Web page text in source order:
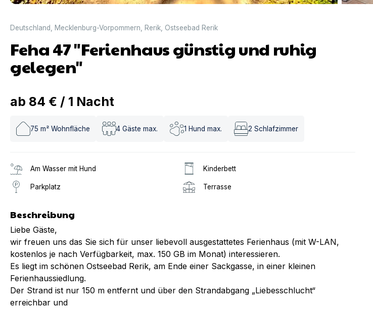
Deutschland Mecklenburg-Vorpommern Rerik Ostseebad Rerik
Feha 47 "Ferienhaus günstig und ruhig
gelegen"
ab 84 € / 1 Nacht
75 m² Wohnfläche 4 Gäste max. 1 Hund max. 2 Schlafzimmer
Am Wasser mit Hund Kinderbett
Parkplatz Terrasse
Beschreibung
Liebe Gäste,
wir freuen uns das Sie sich für unser liebevoll ausgestattetes Ferienhaus (mit W-LAN,
kostenlos je nach Verfügbarkeit, max. 150 GB im Monat) interessieren.
Es liegt im schönen Ostseebad Rerik, am Ende einer Sackgasse, in einer kleinen
Ferienhaussiedlung.
Der Strand ist nur 150 m entfernt und über den Strandabgang „Liebesschlucht“
erreichbar und